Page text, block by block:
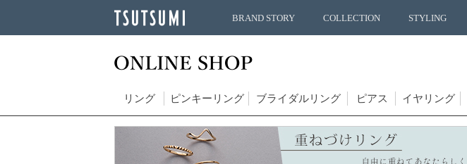
BRAND STORY COLLECTION STYLING
リング ピンキーリング ブライダルリング ピアス イヤリング